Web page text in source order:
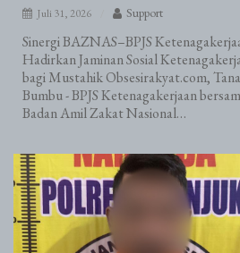
Juli 31, 2026 Support
Sinergi BAZNAS–BPJS
Hadirkan Jaminan Sosial
bagi Mustahik Obsesirakyat.com,
Bumbu - BPJS Ketenagakerjaan
Badan Amil Zakat Nasional…